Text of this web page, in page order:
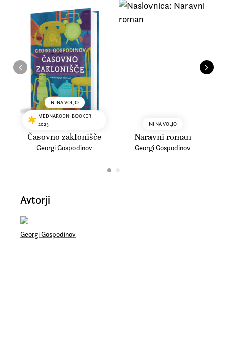
NI NA VOLJO
MEDNARODNI BOOKER
2023
Časovno zaklonišče
Georgi Gospodinov
NI NA VOLJO
Naravni roman
Georgi Gospodinov
Avtorji
Georgi Gospodinov